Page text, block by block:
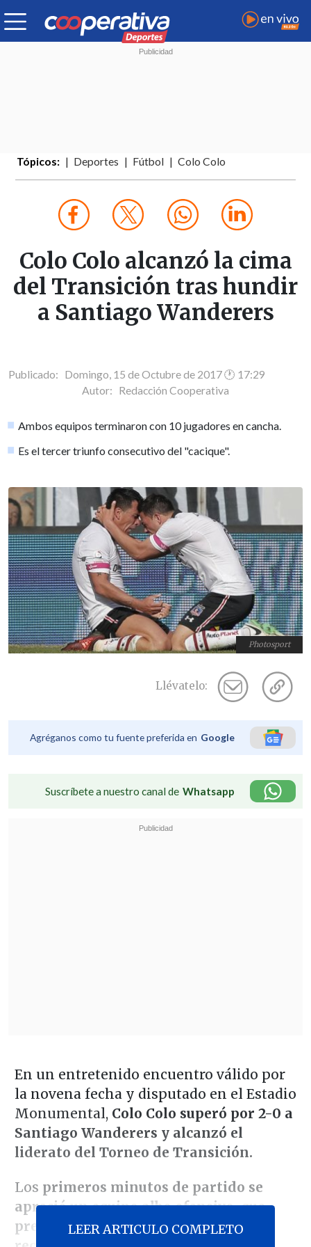
Tópicos: Deportes Fútbol Colo Colo
Colo Colo alcanzó la cima
del Transición tras hundir
a Santiago Wanderers
Publicado: Domingo, 15 de Octubre de 2017 🕐 17:29
Autor: Redacción Cooperativa
Ambos equipos terminaron con 10 jugadores en cancha.
Es el tercer triunfo consecutivo del "cacique".
Photosport
Llévatelo:
Agréganos como tu fuente preferida en Google
Suscríbete a nuestro canal de Whatsapp
En un entretenido encuentro válido por
la novena fecha y disputado en el Estadio
Monumental, Colo Colo superó por 2-0 a
Santiago Wanderers y alcanzó el
liderato del Torneo de Transición.
Los primeros minutos de partido se
apreció un equipo albo ofensivo, que
presiona las salidas de la visita y que
LEER ARTICULO COMPLETO